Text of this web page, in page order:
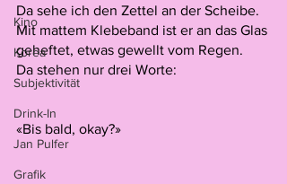
Kino
Korea
Subjektivität
Drink-In
Jan Pulfer
Grafik
Da sehe ich den Zettel an der Scheibe.
Mit mattem Klebeband ist er an das Glas
geheftet, etwas gewellt vom Regen.
Da stehen nur drei Worte:
«Bis bald, okay?»